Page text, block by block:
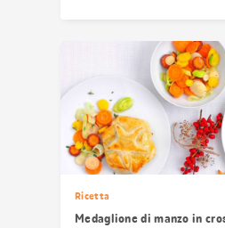
Ricetta
Medaglione di manzo in